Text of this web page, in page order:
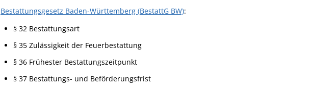
Bestattungsgesetz Baden-Württemberg (BestattG BW):
§ 32 Bestattungsart
§ 35 Zulässigkeit der Feuerbestattung
§ 36 Frühester Bestattungszeitpunkt
§ 37 Bestattungs- und Beförderungsfrist